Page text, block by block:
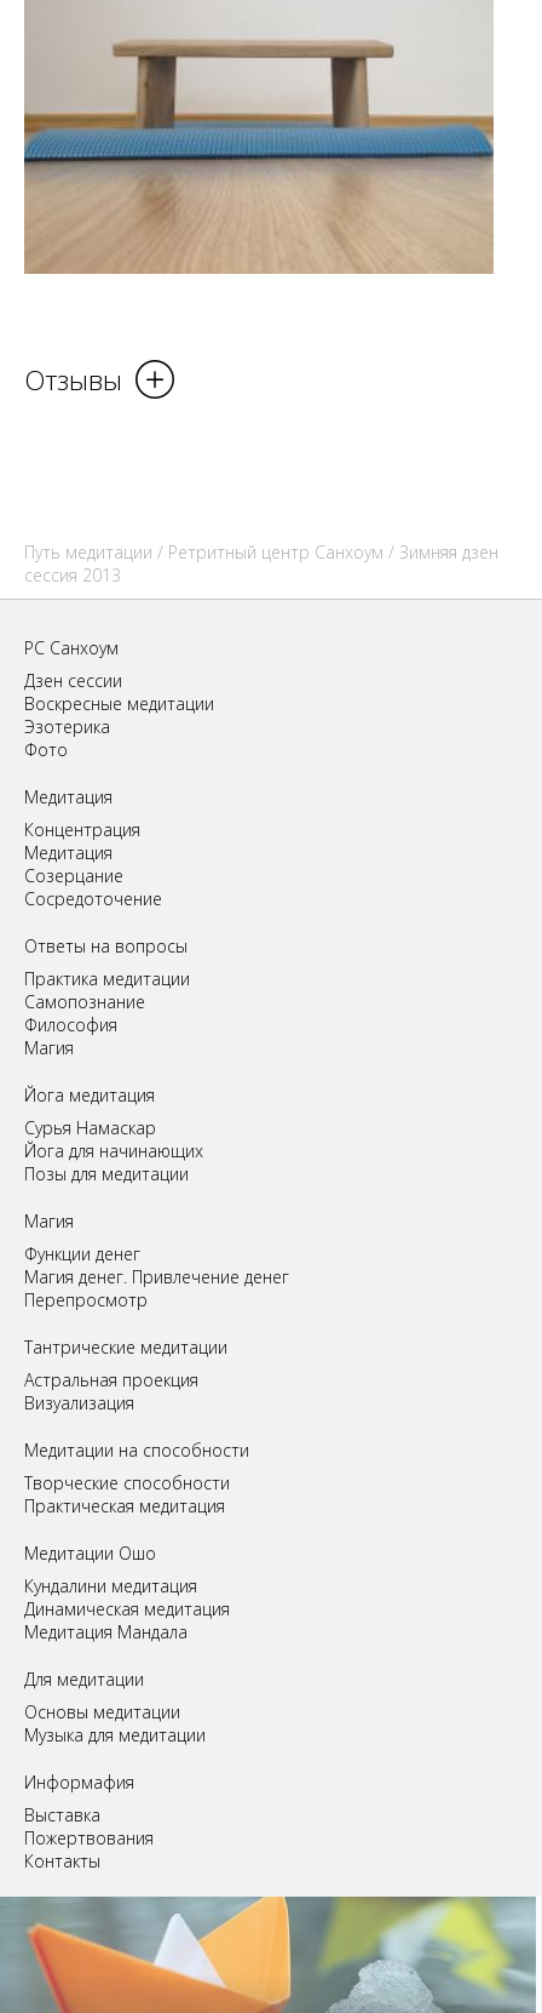
Отзывы
Путь медитации / Ретритный центр Санхоум / Зимняя дзен
сессия 2013
РС Санхоум
Дзен сессии
Воскресные медитации
Эзотерика
Фото
Медитация
Концентрация
Медитация
Созерцание
Сосредоточение
Ответы на вопросы
Практика медитации
Самопознание
Философия
Магия
Йога медитация
Сурья Намаскар
Йога для начинающих
Позы для медитации
Магия
Функции денег
Магия денег. Привлечение денег
Перепросмотр
Tантрические медитации
Астральная проекция
Визуализация
Медитации на способности
Творческие способности
Практическая медитация
Медитации Ошо
Кундалини медитация
Динамическая медитация
Медитация Мандала
Для медитации
Основы медитации
Музыка для медитации
Информафия
Выставка
Пожертвования
Контакты